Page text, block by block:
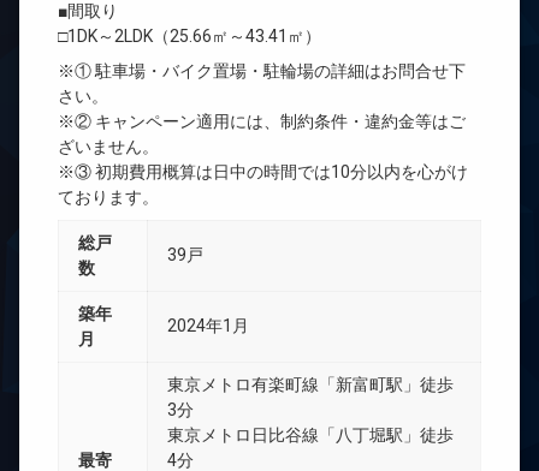
■間取り
□1DK～2LDK（25.66㎡～43.41㎡）
※① 駐車場・バイク置場・駐輪場の詳細はお問合せ下
さい。
※② キャンペーン適用には、制約条件・違約金等はご
ざいません。
※③ 初期費用概算は日中の時間では10分以内を心がけ
ております。
総戸
数
39戸
築年
月
2024年1月
最寄
東京メトロ有楽町線「新富町駅」徒歩
3分
東京メトロ日比谷線「八丁堀駅」徒歩
4分